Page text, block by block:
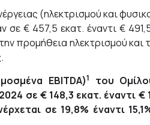
(ηλεκτρισμού και
€ 457,5 εκατ. έναντι €
προμήθεια ηλεκτρισμού
EBITDA)1
του
σε € 148,3 εκατ. έναντι
σε 19,8% έναντι